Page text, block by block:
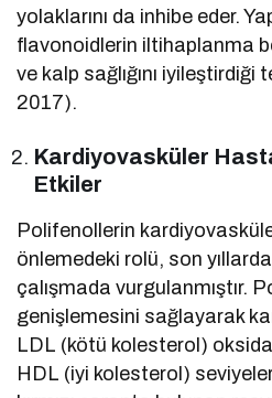
yolaklarını da inhibe eder.
flavonoidlerin iltihaplanma
ve kalp sağlığını
2017).
Kardiyovasküler
Etkiler
Polifenollerin
önlemedeki rolü, son
çalışmada vurgulanmıştır.
genişlemesini sağlayarak
LDL (kötü kolesterol)
HDL (iyi kolesterol)